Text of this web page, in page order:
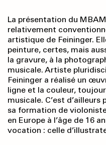
La présentation du
relativement
artistique de Feininger.
peinture, certes, mais
la gravure, à la
musicale. Artiste
Feininger a réalisé un
ligne et la couleur,
musicale. C’est
sa formation de
en Europe à l’âge de 16
vocation : celle